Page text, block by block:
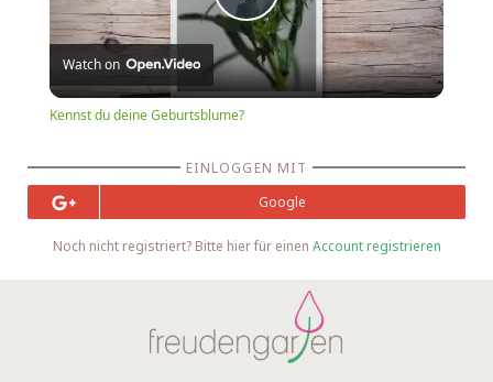
Play
Video
Watch on
Kennst du deine Geburtsblume?
EINLOGGEN MIT
Google
Noch nicht registriert? Bitte hier für einen Account registrieren